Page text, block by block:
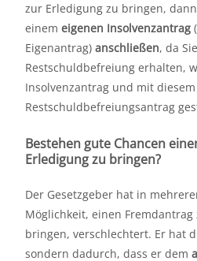
zur Erledigung zu bringen,
einem eigenen Insolvenzantrag
Eigenantrag) anschließen, da
Restschuldbefreiung erhalten,
Insolvenzantrag und mit
Restschuldbefreiungsantrag
Bestehen gute Chancen
Erledigung zu bringen?
Der Gesetzgeber hat in
Möglichkeit, einen
bringen, verschlechtert. Er hat
sondern dadurch, dass er dem